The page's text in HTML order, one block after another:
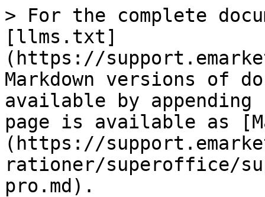
> For the complete
[llms.txt]
(https://
Markdown versions of
available by
page is available as
(https://
rationer/superoffice/
pro.md).